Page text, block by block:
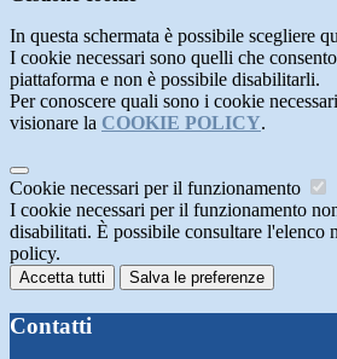
In questa schermata è possibile scegliere
I cookie necessari sono quelli che
piattaforma e non è possibile disabilitarli.
Per conoscere quali sono i cookie
visionare la COOKIE POLICY.
Cookie necessari per il funzionamento
I cookie necessari per il funzionamento
disabilitati. È possibile consultare l'elenco
policy.
Accetta tutti Salva le preferenze
Contatti